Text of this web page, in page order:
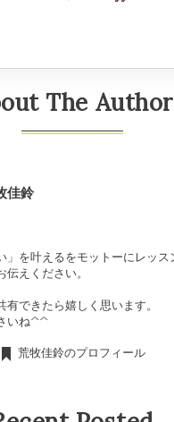
The Author
佳鈴
」を叶えるをモットーにレッス
えください。
できたら嬉しく思います。
いね^^
荒牧佳鈴のプロフィール